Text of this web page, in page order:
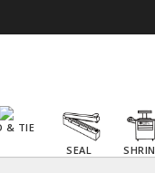
& TIE
SEAL